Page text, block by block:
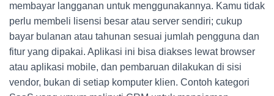
membayar langganan untuk menggunakannya. Kamu tidak
perlu membeli lisensi besar atau server sendiri; cukup
bayar bulanan atau tahunan sesuai jumlah pengguna dan
fitur yang dipakai. Aplikasi ini bisa diakses lewat browser
atau aplikasi mobile, dan pembaruan dilakukan di sisi
vendor, bukan di setiap komputer klien. Contoh kategori